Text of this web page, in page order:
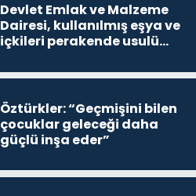
Devlet Emlak ve Malzeme
Dairesi, kullanılmış eşya ve
içkileri perakende usulü
Öztürkler: “Geçmişini bilen
çocuklar geleceği daha
güçlü inşa eder”